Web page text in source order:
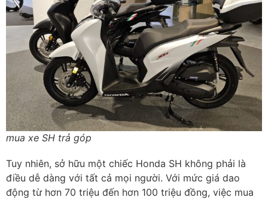
mua xe SH trả góp
Tuy nhiên, sở hữu một chiếc Honda SH không phải là
điều dễ dàng với tất cả mọi người. Với mức giá dao
động từ hơn 70 triệu đến hơn 100 triệu đồng, việc mua